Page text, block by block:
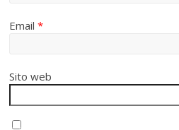
Email*
Sito web